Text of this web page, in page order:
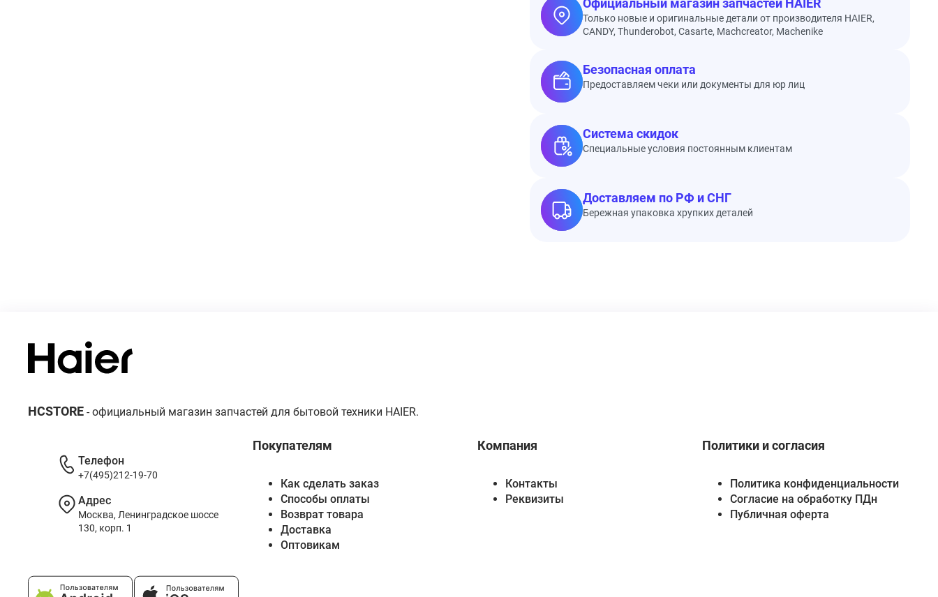
Официальный магазин запчастей HAIER
Только новые и оригинальные детали от производителя HAIER,
CANDY, Thunderobot, Casarte, Machcreator, Machenike
Безопасная оплата
Предоставляем чеки или документы для юр лиц
Система скидок
Специальные условия постоянным клиентам
Доставляем по РФ и СНГ
Бережная упаковка хрупких деталей
HCSTORE - официальный магазин запчастей для бытовой техники HAIER.
Покупателям
Как сделать заказ
Способы оплаты
Возврат товара
Доставка
Оптовикам
Компания
Контакты
Реквизиты
Политики и согласия
Политика конфиденциальности
Согласие на обработку ПДн
Публичная оферта
Телефон
+7(495)212-19-70
Адрес
Москва, Ленинградское шоссе
130, корп. 1